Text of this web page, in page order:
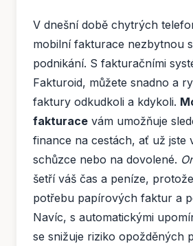
V dnešní době chytrých
mobilní fakturace nezbytnou
podnikání. S fakturačními
Fakturoid, můžete snadno a
faktury odkudkoli a kdykoli.
fakturace vám umožňuje
finance na cestách, ať už jste
schůzce nebo na dovolené.
šetří váš čas a peníze,
potřebu papírových faktur a
Navíc, s automatickými
se snižuje riziko opožděných